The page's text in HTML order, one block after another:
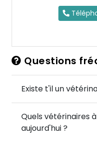
Questions
Existe t'il un
Quels vétérinaires
aujourd'hui ?